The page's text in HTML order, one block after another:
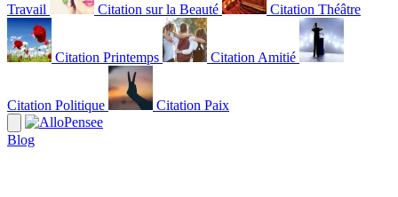
Travail Citation sur la Beauté Citation Théâtre
Citation Printemps Citation Amitié
Citation Politique Citation Paix
Blog